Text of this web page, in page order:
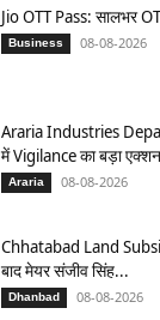
Jio OTT Pass: सालभर
Business 08-08-2026
Araria Industries
में Vigilance का बड़ा
Araria 08-08-2026
Chhatabad Land
बाद मेयर संजीव सिंह...
Dhanbad 08-08-2026